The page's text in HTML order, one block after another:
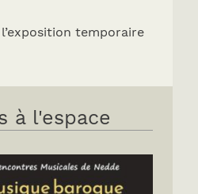
temporaire
à l'espace